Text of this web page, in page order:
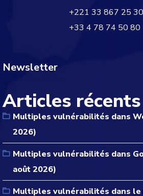
+221 33 867 25 30
+33 4 78 74 50 80
Newsletter
Articles récents
Multiples vulnérabilités dans
2026)
Multiples vulnérabilités dans
août 2026)
Multiples vulnérabilités dans le